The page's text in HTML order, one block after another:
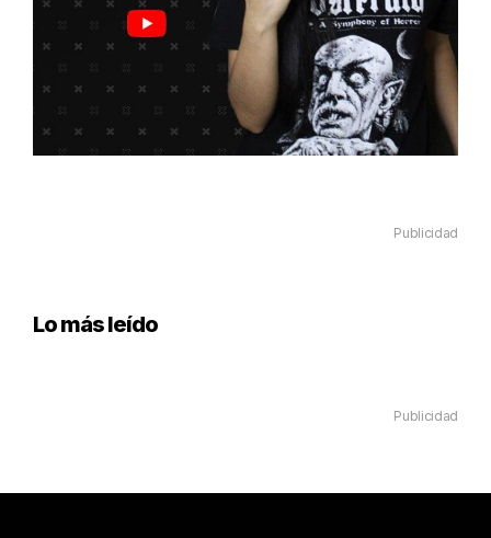
Publicidad
Lo más leído
Publicidad